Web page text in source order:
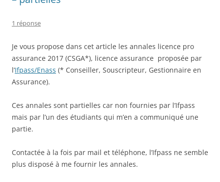
1 réponse
Je vous propose dans cet article les annales licence pro
assurance 2017 (CSGA*), licence assurance proposée par
l’Ifpass/Enass (* Conseiller, Souscripteur, Gestionnaire en
Assurance).
Ces annales sont partielles car non fournies par l’Ifpass
mais par l’un des étudiants qui m’en a communiqué une
partie.
Contactée à la fois par mail et téléphone, l’Ifpass ne semble
plus disposé à me fournir les annales.